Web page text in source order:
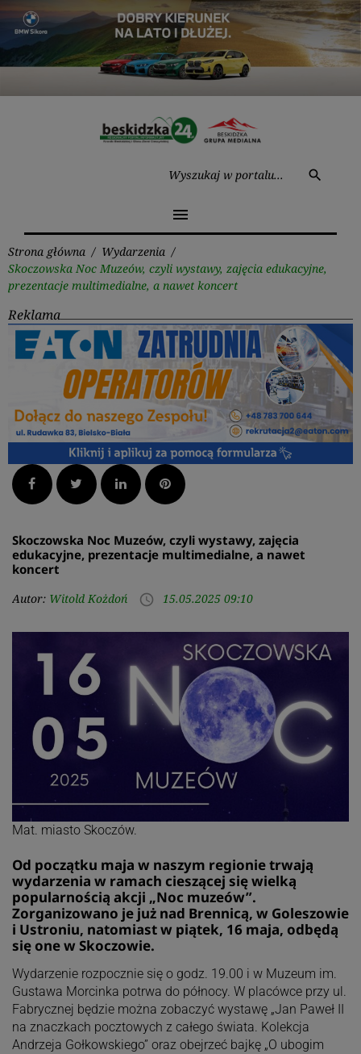
Przejdź
treści
search
menu
Strona główna / Wydarzenia /
Skoczowska Noc Muzeów, czyli wystawy, zajęcia edukacyjne,
prezentacje multimedialne, a nawet koncert
Reklama
Facebook Twitter LinkedInPinterest
Skoczowska Noc Muzeów, czyli wystawy, zajęcia
edukacyjne, prezentacje multimedialne, a nawet
koncert
Autor: Witold Kożdoń access_time 15.05.2025 09:10
Mat. miasto Skoczów.
Od początku maja w naszym regionie trwają
wydarzenia w ramach cieszącej się wielką
popularnością akcji „Noc muzeów”.
Zorganizowano je już nad Brennicą, w Goleszowie
i Ustroniu, natomiast w piątek, 16 maja, odbędą
się one w Skoczowie.
Wydarzenie rozpocznie się o godz. 19.00 i w Muzeum im.
Gustawa Morcinka potrwa do północy. W placówce przy ul.
Fabrycznej będzie można zobaczyć wystawę „Jan Paweł II
na znaczkach pocztowych z całego świata. Kolekcja
Andrzeja Gołkowskiego” oraz obejrzeć bajkę „O ubogim